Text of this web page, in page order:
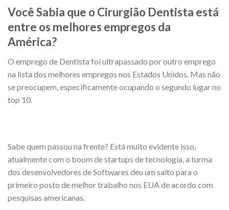
Você Sabia que o Cirurgião Dentista está
entre os melhores empregos da
América?
O emprego de Dentista foi ultrapassado por outro emprego
na lista dos melhores empregos nos Estados Unidos. Mas não
se preocupem, especificamente ocupando o segundo lugar no
top 10.
Sabe quem passou na frente? Está muito evidente isso,
atualmente com o boom de startups de tecnologia, a turma
dos desenvolvedores de Softwares deu um salto para o
primeiro posto de melhor trabalho nos EUA de acordo com
pesquisas americanas.